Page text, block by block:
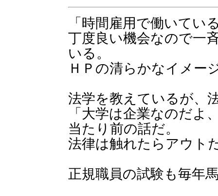
「時間雇用で働いてい
丁度良い機会なので一
いる。
ＨＰの清らかなイメー
法学を教えているが、
「大学は企業なのだよ
当たり前の話だ。
法律は触れたらアウト
正規職員の試験も毎年